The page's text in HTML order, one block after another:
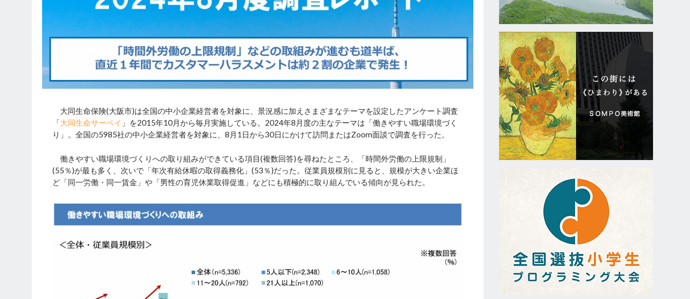
大同生命保険(大阪市)は全国の中小企業経営者を対象に、景況感に加えさまざまなテーマを設定したアンケート調査
「大同生命サーベイ 」を2015年10月から毎月実施している。2024年8月度の主なテーマは「働きやすい職場環境づく
り」。全国の5985社の中小企業経営者を対象に、8月1日から30日にかけて訪問またはZoom面談で調査を行った。
働きやすい職場環境づくりへの取り組みができている項目(複数回答)を尋ねたところ、「時間外労働の上限規制」
(55％)が最も多く、次いで「年次有給休暇の取得義務化」(53％)だった。従業員規模別に見ると、規模が大きい企業ほ
ど「同一労働・同一賃金」や「男性の育児休業取得促進」などにも積極的に取り組んでいる傾向が見られた。